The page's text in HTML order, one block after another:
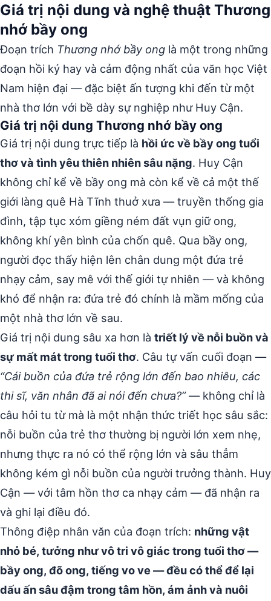
Giá trị nội dung và nghệ thuật Thương
nhớ bầy ong
Đoạn trích Thương nhớ bầy ong là một trong những
đoạn hồi ký hay và cảm động nhất của văn học Việt
Nam hiện đại — đặc biệt ấn tượng khi đến từ một
nhà thơ lớn với bề dày sự nghiệp như Huy Cận.
Giá trị nội dung Thương nhớ bầy ong
Giá trị nội dung trực tiếp là hồi ức về bầy ong tuổi
thơ và tình yêu thiên nhiên sâu nặng. Huy Cận
không chỉ kể về bầy ong mà còn kể về cả một thế
giới làng quê Hà Tĩnh thuở xưa — truyền thống gia
đình, tập tục xóm giềng ném đất vụn giữ ong,
không khí yên bình của chốn quê. Qua bầy ong,
người đọc thấy hiện lên chân dung một đứa trẻ
nhạy cảm, say mê với thế giới tự nhiên — và không
khó để nhận ra: đứa trẻ đó chính là mầm mống của
một nhà thơ lớn về sau.
Giá trị nội dung sâu xa hơn là triết lý về nỗi buồn và
sự mất mát trong tuổi thơ. Câu tự vấn cuối đoạn —
“Cái buồn của đứa trẻ rộng lớn đến bao nhiêu, các
thi sĩ, văn nhân đã ai nói đến chưa?”— không chỉ là
câu hỏi tu từ mà là một nhận thức triết học sâu sắc:
nỗi buồn của trẻ thơ thường bị người lớn xem nhẹ,
nhưng thực ra nó có thể rộng lớn và sâu thẳm
không kém gì nỗi buồn của người trưởng thành. Huy
Cận — với tâm hồn thơ ca nhạy cảm — đã nhận ra
và ghi lại điều đó.
Thông điệp nhân văn của đoạn trích: những vật
nhỏ bé, tưởng như vô tri vô giác trong tuổi thơ —
bầy ong, đõ ong, tiếng vo ve — đều có thể để lại
dấu ấn sâu đậm trong tâm hồn, ám ảnh và nuôi